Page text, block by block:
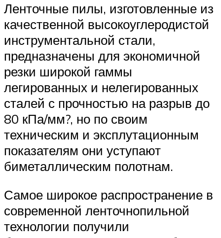
Ленточные пилы, изготовленные из
качественной высокоуглеродистой
инструментальной стали,
предназначены для экономичной
резки широкой гаммы
легированных и нелегированных
сталей с прочностью на разрыв до
80 кПа/мм?, но по своим
техническим и эксплутационным
показателям они уступают
биметаллическим полотнам.
Самое широкое распространение в
современной ленточнопильной
технологии получили